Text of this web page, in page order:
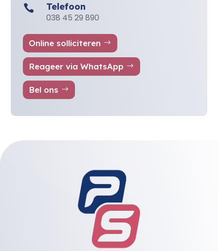

Telefoon
038 45 29 890
Online solliciteren
Reageer via WhatsApp
Bel ons